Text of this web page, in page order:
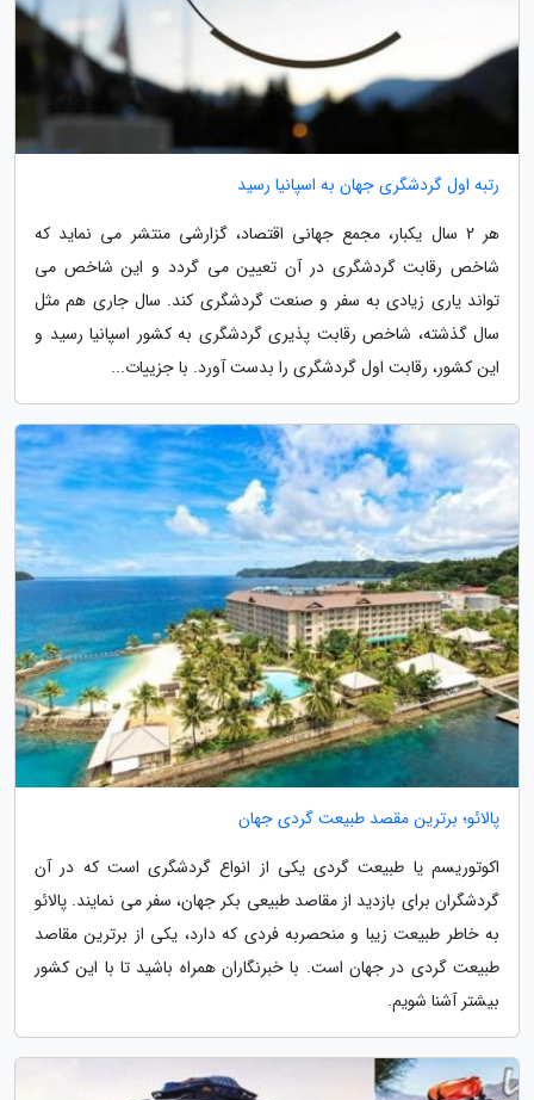
رتبه اول گردشگری جهان به اسپانیا رسید
هر 2 سال یکبار، مجمع جهانی اقتصاد، گزارشی منتشر می نماید که
شاخص رقابت گردشگری در آن تعیین می گردد و این شاخص می
تواند یاری زیادی به سفر و صنعت گردشگری کند. سال جاری هم مثل
سال گذشته، شاخص رقابت پذیری گردشگری به کشور اسپانیا رسید و
این کشور، رقابت اول گردشگری را بدست آورد. با جزییات...
پالائو؛ برترین مقصد طبیعت گردی جهان
اکوتوریسم یا طبیعت گردی یکی از انواع گردشگری است که در آن
گردشگران برای بازدید از مقاصد طبیعی بکر جهان، سفر می نمایند. پالائو
به خاطر طبیعت زیبا و منحصربه فردی که دارد، یکی از برترین مقاصد
طبیعت گردی در جهان است. با خبرنگاران همراه باشید تا با این کشور
بیشتر آشنا شویم.